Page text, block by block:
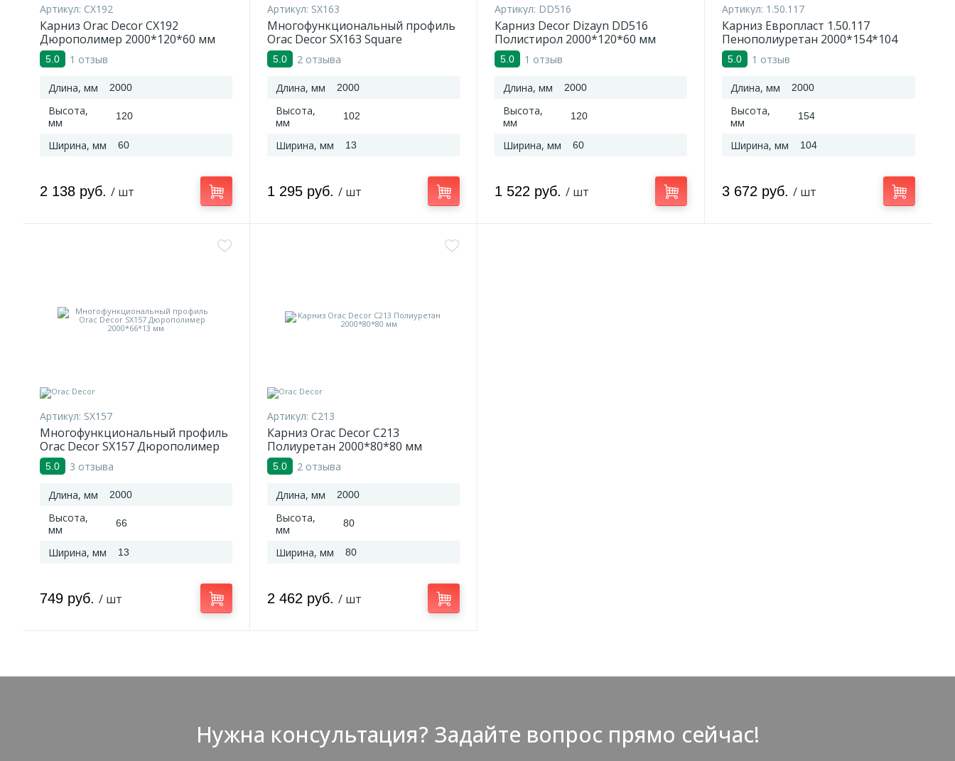
Артикул: CX192
Карниз Orac Decor CX192
Дюрополимер 2000*120*60 мм
5.0 1 отзыв
Длина, мм 2000
Высота,
мм
120
Ширина, мм 60
2 138 руб. / шт
Артикул: SX163
Многофункциональный профиль
Orac Decor SX163 Square
Дюрополимер 2000*102*13 мм
5.0 2 отзыва
Длина, мм 2000
Высота,
мм
102
Ширина, мм 13
1 295 руб. / шт
Артикул: DD516
Карниз Decor Dizayn DD516
Полистирол 2000*120*60 мм
5.0 1 отзыв
Длина, мм 2000
Высота,
мм
120
Ширина, мм 60
1 522 руб. / шт
Артикул: 1.50.117
Карниз Европласт 1.50.117
Пенополиуретан 2000*154*104
мм
5.0 1 отзыв
Длина, мм 2000
Высота,
мм
154
Ширина, мм 104
3 672 руб. / шт
Артикул: SX157
Многофункциональный профиль
Orac Decor SX157 Дюрополимер
2000*66*13 мм
5.0 3 отзыва
Длина, мм 2000
Высота,
мм
66
Ширина, мм 13
749 руб. / шт
Артикул: C213
Карниз Orac Decor C213
Полиуретан 2000*80*80 мм
5.0 2 отзыва
Длина, мм 2000
Высота,
мм
80
Ширина, мм 80
2 462 руб. / шт
Нужна консультация? Задайте вопрос прямо сейчас!